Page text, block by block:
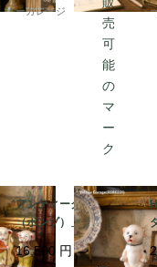
ーガレージ
アンティーク「BONZO
（ボンゾ）」フレンチ
ブルドッグ陶器フィギ
ュア（1920年代・ドイ
16,500 円